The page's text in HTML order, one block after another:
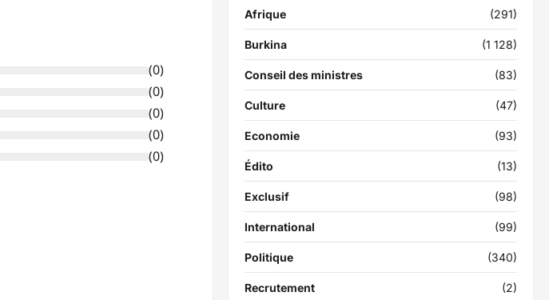
(0)
(0)
(0)
(0)
(0)
Afrique (291)
Burkina (1 128)
Conseil des ministres (83)
Culture (47)
Economie (93)
Édito (13)
Exclusif (98)
International (99)
Politique (340)
Recrutement (2)